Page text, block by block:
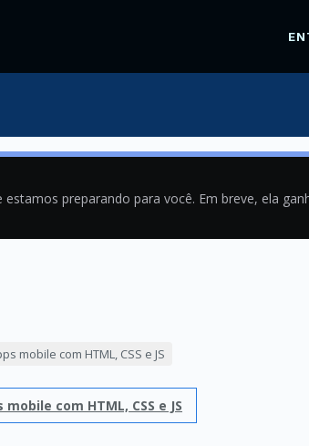
preparando para você. Em breve, ela
mobile com HTML, CSS e JS
com HTML, CSS e JS